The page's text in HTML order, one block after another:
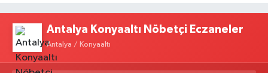
Antalya Konyaaltı Nöbetçi Eczaneler
Antalya / Konyaaltı